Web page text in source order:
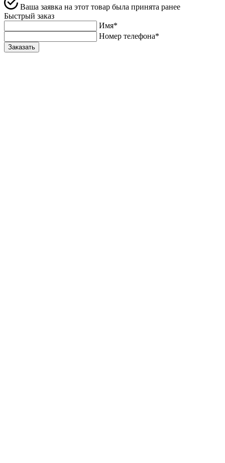
Ваша заявка на этот товар была принята ранее
Быстрый заказ
Имя*
Номер телефона*